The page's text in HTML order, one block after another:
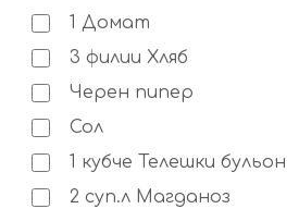
1 Домат
3 филии Хляб
Черен пипер
Сол
1 кубче Телешки бульон
2 суп.л Магданоз